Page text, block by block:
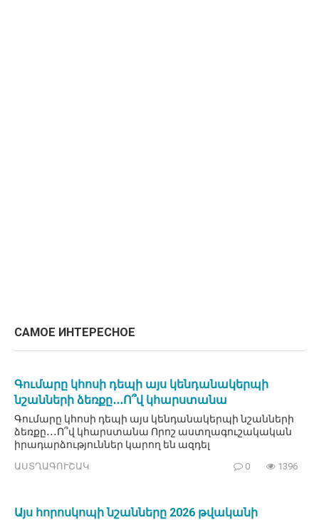
САМОЕ ИНТЕРЕСНОЕ
Գումարը կհոսի դեպի այս կենդանակերպի
նշանների ձեռքը․․․Ո՞վ կհարստանա
Գումարը կհոսի դեպի այս կենդանակերպի նշանների
ձեռքը․․․Ո՞վ կհարստանա Որոշ աստղագուշակական
իրադարձություններ կարող են ազդել
ԱՍՏՂԱԳՈՒՇԱԿ 0 1396
Այս հորոսկոպի նշանները 2026 թվականի